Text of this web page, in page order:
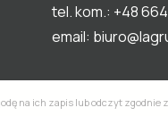
tel. kom.: +48
email:
na ich zapis lub odczyt